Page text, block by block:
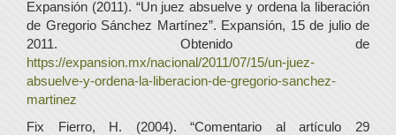
Expansión (2011). “Un juez absuelve y ordena la liberación
de Gregorio Sánchez Martínez”. Expansión, 15 de julio de
2011. Obtenido de
https://expansion.mx/nacional/2011/07/15/un-juez-
absuelve-y-ordena-la-liberacion-de-gregorio-sanchez-
martinez
Fix Fierro, H. (2004). “Comentario al artículo 29